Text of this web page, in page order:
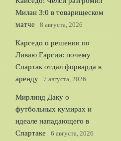
Милан 3:0 в товарищеском
матче
8 августа, 2026
Карседо о решении по
Ливаю Гарсии: почему
Спартак отдал форварда в
аренду
7 августа, 2026
Мирлинд Даку о
футбольных кумирах и
идеале нападающего в
Спартаке
6 августа, 2026